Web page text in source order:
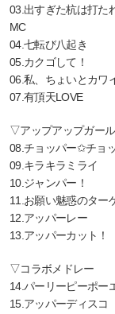
03.出すぎた杭は打た
MC
04.七転び八起き
05.カクゴして！
06.私、ちょいとカワ
07.有頂天LOVE
▽アップアップガー
08.チョッパー✩チョ
09.キラキラミライ
10.ジャンパー！
11.お願い魅惑のター
12.アッパーレー
13.アッパーカット！
▽コラボメドレー
14.パーリーピーポー
15.アッパーディスコ